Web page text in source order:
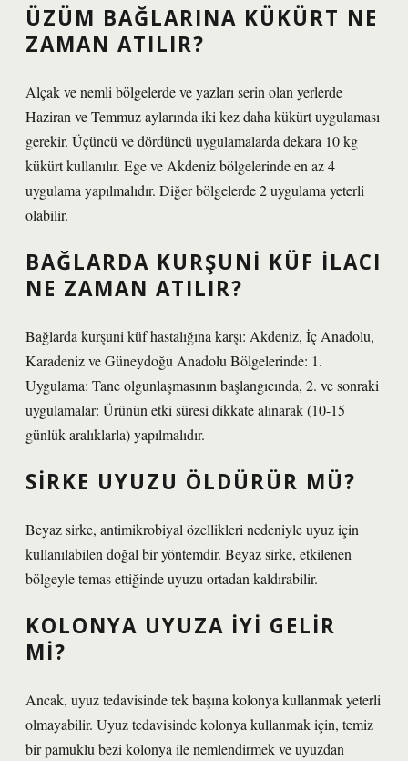
ÜZÜM BAĞLARINA KÜKÜRT NE
ZAMAN ATILIR?
Alçak ve nemli bölgelerde ve yazları serin olan yerlerde
Haziran ve Temmuz aylarında iki kez daha kükürt uygulaması
gerekir. Üçüncü ve dördüncü uygulamalarda dekara 10 kg
kükürt kullanılır. Ege ve Akdeniz bölgelerinde en az 4
uygulama yapılmalıdır. Diğer bölgelerde 2 uygulama yeterli
olabilir.
BAĞLARDA KURŞUNI KÜF ILACI
NE ZAMAN ATILIR?
Bağlarda kurşuni küf hastalığına karşı: Akdeniz, İç Anadolu,
Karadeniz ve Güneydoğu Anadolu Bölgelerinde: 1.
Uygulama: Tane olgunlaşmasının başlangıcında, 2. ve sonraki
uygulamalar: Ürünün etki süresi dikkate alınarak (10-15
günlük aralıklarla) yapılmalıdır.
SIRKE UYUZU ÖLDÜRÜR MÜ?
Beyaz sirke, antimikrobiyal özellikleri nedeniyle uyuz için
kullanılabilen doğal bir yöntemdir. Beyaz sirke, etkilenen
bölgeyle temas ettiğinde uyuzu ortadan kaldırabilir.
KOLONYA UYUZA IYI GELIR
MI?
Ancak, uyuz tedavisinde tek başına kolonya kullanmak yeterli
olmayabilir. Uyuz tedavisinde kolonya kullanmak için, temiz
bir pamuklu bezi kolonya ile nemlendirmek ve uyuzdan